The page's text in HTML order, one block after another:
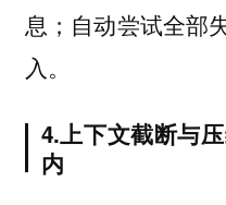
息；自动尝试全部
入。
4.上下文截断与
内